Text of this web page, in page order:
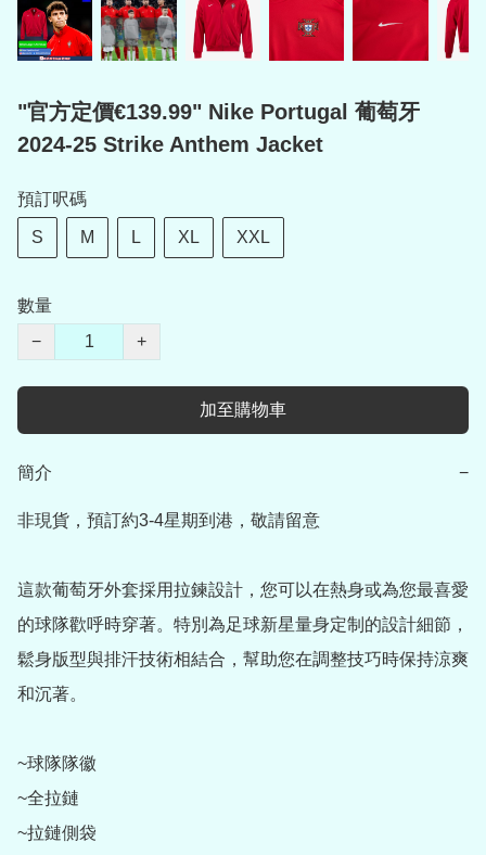
"官方定價€139.99" Nike Portugal 葡萄牙
2024-25 Strike Anthem Jacket
預訂呎碼
S M L XL XXL
數量
−
+
加至購物車
簡介 −
非現貨，預訂約3-4星期到港，敬請留意
這款葡萄牙外套採用拉鍊設計，您可以在熱身或為您最喜愛
的球隊歡呼時穿著。特別為足球新星量身定制的設計細節，
鬆身版型與排汗技術相結合，幫助您在調整技巧時保持涼爽
和沉著。
~球隊隊徽
~全拉鏈
~拉鏈側袋